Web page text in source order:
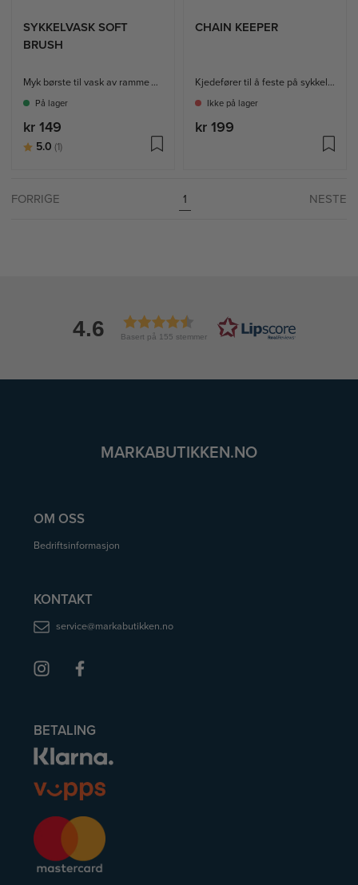
SYKKELVASK SOFT
BRUSH
Myk børste til vask av ramme og hjul
På lager
kr 149
Karakter:
5.0 (1)av 5 mulige
CHAIN KEEPER
Kjedefører til å feste på sykkelen mens bakhjulet er av, for enklere vask
Ikke på lager
kr 199
FORRIGE 1 NESTE
4.6 Basert på 155 stemmer
MARKABUTIKKEN.NO
OM OSS
Bedriftsinformasjon
KONTAKT
service@markabutikken.no
BETALING